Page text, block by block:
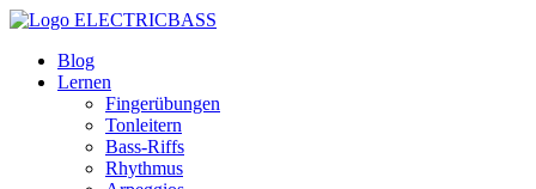
ELECTRICBASS
Blog
Lernen
Fingerübungen
Tonleitern
Bass-Riffs
Rhythmus